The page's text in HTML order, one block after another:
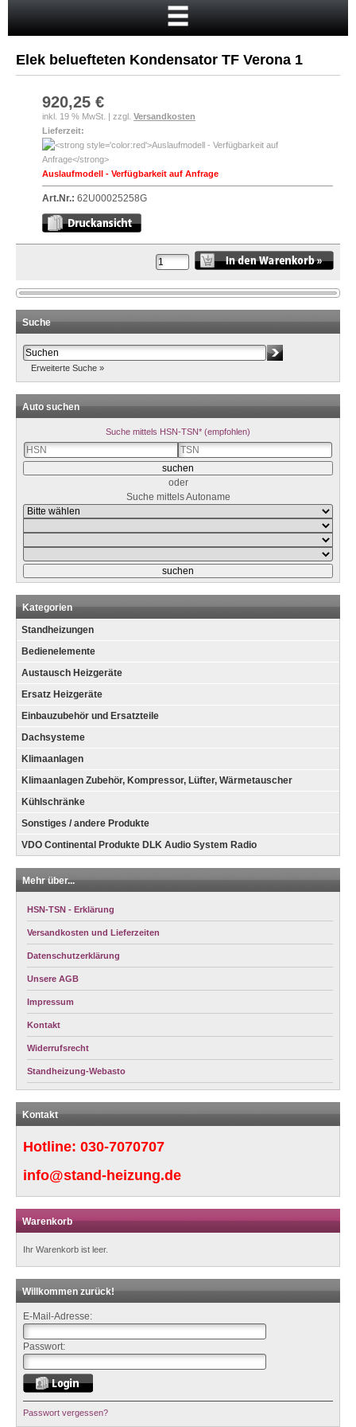
Neukunde?
Kasse
Anmelden
Elek beluefteten Kondensator TF Verona 1
920,25 €
inkl. 19 % MwSt. | zzgl. Versandkosten
Lieferzeit:
Auslaufmodell - Verfügbarkeit auf Anfrage
Art.Nr.: 62U00025258G
Suche
Erweiterte Suche »
Auto suchen
Suche mittels HSN-TSN* (empfohlen)
oder
Suche mittels Autoname
Kategorien
Standheizungen
Bedienelemente
Austausch Heizgeräte
Ersatz Heizgeräte
Einbauzubehör und Ersatzteile
Dachsysteme
Klimaanlagen
Klimaanlagen Zubehör, Kompressor, Lüfter, Wärmetauscher
Kühlschränke
Sonstiges / andere Produkte
VDO Continental Produkte DLK Audio System Radio
Mehr über...
HSN-TSN - Erklärung
Versandkosten und Lieferzeiten
Datenschutzerklärung
Unsere AGB
Impressum
Kontakt
Widerrufsrecht
Standheizung-Webasto
Kontakt
Hotline: 030-7070707
info@stand-heizung.de
Warenkorb
Ihr Warenkorb ist leer.
Willkommen zurück!
E-Mail-Adresse:
Passwort:
Passwort vergessen?